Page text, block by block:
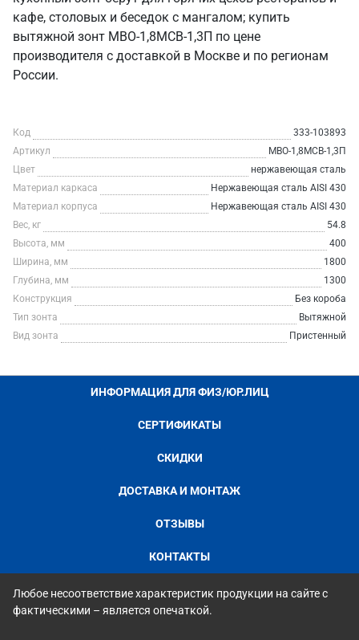
кафе, столовых и беседок с мангалом; купить
вытяжной зонт МВО-1,8МСВ-1,3П по цене
производителя с доставкой в Москве и по регионам
России.
Код
333-103893
Артикул
МВО-1,8МСВ-1,3П
Цвет
нержавеющая сталь
Материал каркаса
Нержавеющая сталь AISI 430
Материал корпуса
Нержавеющая сталь AISI 430
Вес, кг
54.8
Высота, мм
400
Ширина, мм
1800
Глубина, мм
1300
Конструкция
Без короба
Тип зонта
Вытяжной
Вид зонта
Пристенный
ИНФОРМАЦИЯ ДЛЯ ФИЗ/ЮР.ЛИЦ
СЕРТИФИКАТЫ
СКИДКИ
ДОСТАВКА И МОНТАЖ
ОТЗЫВЫ
КОНТАКТЫ
Любое несоответствие характеристик продукции на сайте с
фактическими – является опечаткой.